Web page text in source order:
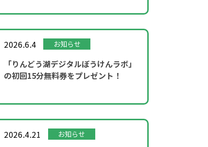
2026.6.4 お知らせ
「りんどう湖デジタルぼうけんラボ」
の初回15分無料券をプレゼント！
2026.4.21 お知らせ